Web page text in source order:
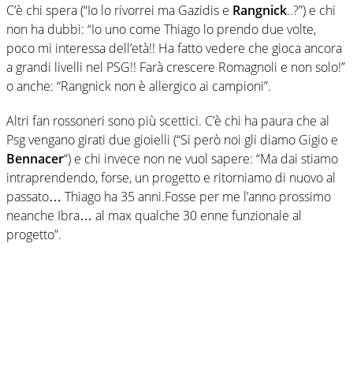
C’è chi spera (“Io lo rivorrei ma Gazidis e Rangnick..?”) e chi
non ha dubbi: “Io uno come Thiago lo prendo due volte,
poco mi interessa dell’età!! Ha fatto vedere che gioca ancora
a grandi livelli nel PSG!! Farà crescere Romagnoli e non solo!”
o anche: “Rangnick non è allergico ai campioni”.
Altri fan rossoneri sono più scettici. C’è chi ha paura che al
Psg vengano girati due gioielli (“Si però noi gli diamo Gigio e
Bennacer“) e chi invece non ne vuol sapere: “Ma dai stiamo
intraprendendo, forse, un progetto e ritorniamo di nuovo al
passato… Thiago ha 35 anni.Fosse per me l’anno prossimo
neanche Ibra… al max qualche 30 enne funzionale al
progetto”.